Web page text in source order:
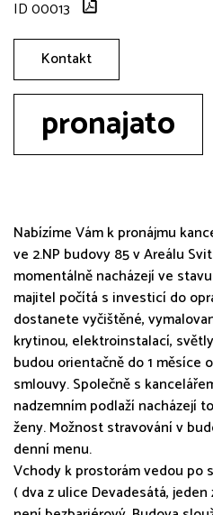
ID 00013
Kontakt
pronajato
Nabízíme Vám k pronájmu
ve 2.NP budovy 85 v Areálu
momentálně nacházejí ve
majitel počítá s investicí do
dostanete vyčištěné,
krytinou, elektroinstalací,
budou orientačně do 1 měsíce
smlouvy. Společně s
nadzemním podlaží nacházejí
ženy. Možnost stravování v
denní menu.
Vchody k prostorám vedou po
( dva z ulice Devadesátá,